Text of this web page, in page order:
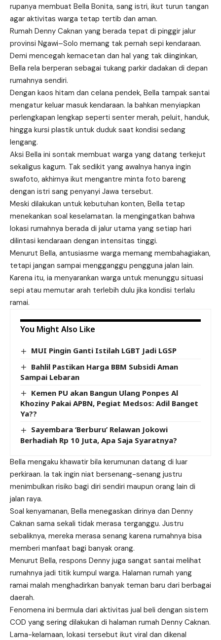
rupanya membuat Bella Bonita, sang istri, ikut turun tangan
agar aktivitas warga tetap tertib dan aman.
Rumah Denny Caknan yang berada tepat di pinggir jalur
provinsi Ngawi–Solo memang tak pernah sepi kendaraan.
Demi mencegah kemacetan dan hal yang tak diinginkan,
Bella rela berperan sebagai tukang parkir dadakan di depan
rumahnya sendiri.
Dengan kaos hitam dan celana pendek, Bella tampak santai
mengatur keluar masuk kendaraan. Ia bahkan menyiapkan
perlengkapan lengkap seperti senter merah, peluit, handuk,
hingga kursi plastik untuk duduk saat kondisi sedang
lengang.
Aksi Bella ini sontak membuat warga yang datang terkejut
sekaligus kagum. Tak sedikit yang awalnya hanya ingin
swafoto, akhirnya ikut mengantre minta foto bareng
dengan istri sang penyanyi Jawa tersebut.
Meski dilakukan untuk kebutuhan konten, Bella tetap
menekankan soal keselamatan. Ia mengingatkan bahwa
lokasi rumahnya berada di jalur utama yang setiap hari
dilintasi kendaraan dengan intensitas tinggi.
Menurut Bella, antusiasme warga memang membahagiakan,
tetapi jangan sampai mengganggu pengguna jalan lain.
Karena itu, ia menyarankan warga untuk menunggu situasi
sepi atau memutar arah terlebih dulu jika kondisi terlalu
ramai.
You Might Also Like
MUI Pingin Ganti Istilah LGBT Jadi LGSP
Bahlil Pastikan Harga BBM Subsidi Aman
Sampai Lebaran
Kemen PU akan Bangun Ulang Ponpes Al
Khoziny Pakai APBN, Pegiat Medsos: Adil Banget
Ya??
Sayembara ‘Berburu’ Relawan Jokowi
Berhadiah Rp 10 Juta, Apa Saja Syaratnya?
Bella mengaku khawatir bila kerumunan datang di luar
perkiraan. Ia tak ingin niat bersenang-senang justru
menimbulkan risiko bagi diri sendiri maupun orang lain di
jalan raya.
Soal kenyamanan, Bella menegaskan dirinya dan Denny
Caknan sama sekali tidak merasa terganggu. Justru
sebaliknya, mereka merasa senang karena rumahnya bisa
memberi manfaat bagi banyak orang.
Menurut Bella, respons Denny juga sangat santai melihat
rumahnya jadi titik kumpul warga. Halaman rumah yang
ramai malah menghadirkan banyak teman baru dari berbagai
daerah.
Fenomena ini bermula dari aktivitas jual beli dengan sistem
COD yang sering dilakukan di halaman rumah Denny Caknan.
Lama-kelamaan, lokasi tersebut ikut viral dan dikenal